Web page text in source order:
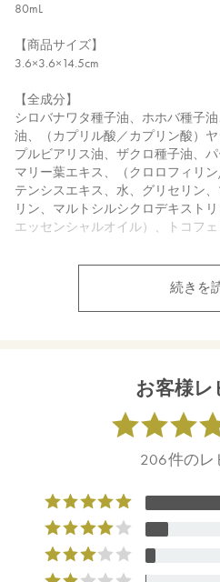
80mL
【商品サイズ】
3.6×3.6×14.5cm
【全成分】
シロバナワタ種子油、ホホバ種子
油、（カプリル酸／カプリン酸）
プルビアリス油、ザクロ種子油、
マリー葉エキス、（クロロフィリ
テンシスエキス、水、グリセリン
リン、マルトシルシクロデキスト
エッセンシャルオイル）、トコフ
※通常はご注文より１～３営業日で
商品によっては、お届けまで１～
ので予めご了承ください。
●パッケージはリニューアル等の理
●パッケージのリニューアル等の理
異なる場合がございます。
●予告なくパッケージ仕様が変更に
【定期便をご利用の方へ】
続きを
お客様レ